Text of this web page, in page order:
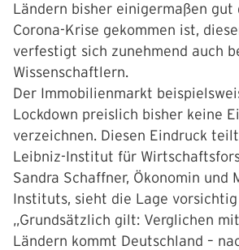
Ländern bisher einigermaßen gut
Corona-Krise gekommen ist,
verfestigt sich zunehmend auch
Wissenschaftlern.
Der Immobilienmarkt
Lockdown preislich bisher keine
verzeichnen. Diesen Eindruck teilt
Leibniz-Institut für
Sandra Schaffner, Ökonomin und
Instituts, sieht die Lage
„Grundsätzlich gilt: Verglichen
Ländern kommt Deutschland –